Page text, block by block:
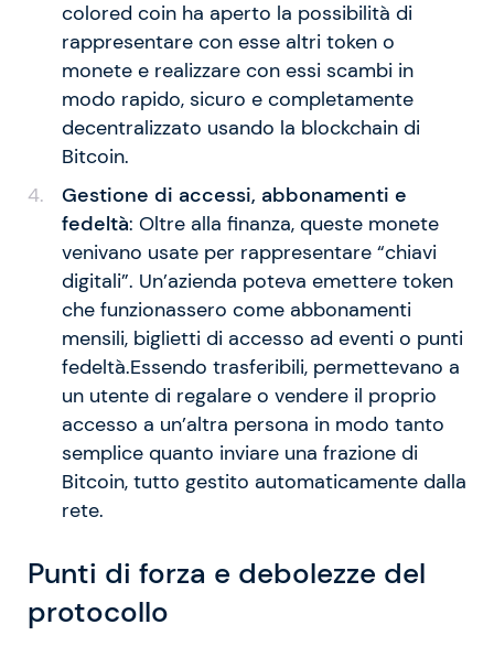
colored coin ha aperto la possibilità di
rappresentare con esse altri token o
monete e realizzare con essi scambi in
modo rapido, sicuro e completamente
decentralizzato usando la blockchain di
Bitcoin.
Gestione di accessi, abbonamenti e
fedeltà: Oltre alla finanza, queste monete
venivano usate per rappresentare “chiavi
digitali”. Un’azienda poteva emettere token
che funzionassero come abbonamenti
mensili, biglietti di accesso ad eventi o punti
fedeltà.Essendo trasferibili, permettevano a
un utente di regalare o vendere il proprio
accesso a un’altra persona in modo tanto
semplice quanto inviare una frazione di
Bitcoin, tutto gestito automaticamente dalla
rete.
Punti di forza e debolezze del
protocollo